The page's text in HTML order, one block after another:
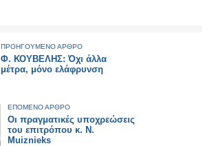
ΠΡΟΗΓΟΥΜΕΝΟ ΑΡΘΡΟ
Φ. ΚΟΥΒΕΛΗΣ: Όχι άλλα
μέτρα, μόνο ελάφρυνση
ΕΠΟΜΕΝΟ ΑΡΘΡΟ
Οι πραγματικές υποχρεώσεις
του επιτρόπου κ. Ν.
Muiznieks